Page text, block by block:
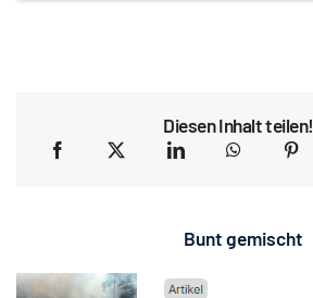
Diesen Inhalt teilen!
Bunt gemischt